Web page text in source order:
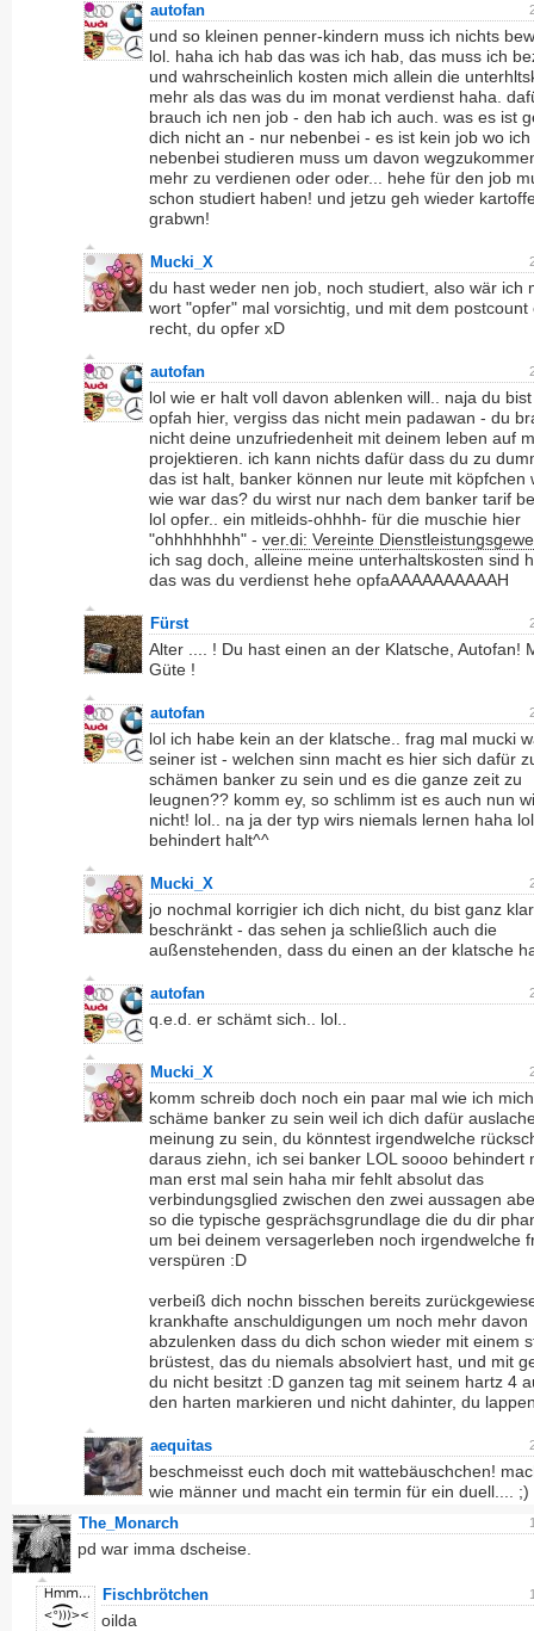
autofan
und so kleinen penner-kindern muss ich nichts
lol. haha ich hab das was ich hab, das muss ich
und wahrscheinlich kosten mich allein die
mehr als das was du im monat verdienst haha.
brauch ich nen job - den hab ich auch. was es ist
dich nicht an - nur nebenbei - es ist kein job wo
nebenbei studieren muss um davon
mehr zu verdienen oder oder... hehe für den job
schon studiert haben! und jetzu geh wieder
grabwn!
Mucki_X
du hast weder nen job, noch studiert, also wär ich
wort "opfer" mal vorsichtig, und mit dem postcount
recht, du opfer xD
autofan
lol wie er halt voll davon ablenken will.. naja du
opfah hier, vergiss das nicht mein padawan - du
nicht deine unzufriedenheit mit deinem leben auf
projektieren. ich kann nichts dafür dass du zu
das ist halt, banker können nur leute mit köpfchen
wie war das? du wirst nur nach dem banker tarif
lol opfer.. ein mitleids-ohhhh- für die muschie hier
"ohhhhhhhh" - ver.di: Vereinte
ich sag doch, alleine meine unterhaltskosten sind
das was du verdienst hehe opfaAAAAAAAAAAH
Fürst
Alter .... ! Du hast einen an der Klatsche, Autofan!
Güte !
autofan
lol ich habe kein an der klatsche.. frag mal mucki
seiner ist - welchen sinn macht es hier sich dafür
schämen banker zu sein und es die ganze zeit zu
leugnen?? komm ey, so schlimm ist es auch nun
nicht! lol.. na ja der typ wirs niemals lernen haha lol
behindert halt^^
Mucki_X
jo nochmal korrigier ich dich nicht, du bist ganz klar
beschränkt - das sehen ja schließlich auch die
außenstehenden, dass du einen an der klatsche
autofan
q.e.d. er schämt sich.. lol..
Mucki_X
komm schreib doch noch ein paar mal wie ich
schäme banker zu sein weil ich dich dafür
meinung zu sein, du könntest irgendwelche
daraus ziehn, ich sei banker LOL soooo behindert
man erst mal sein haha mir fehlt absolut das
verbindungsglied zwischen den zwei aussagen
so die typische gesprächsgrundlage die du dir
um bei deinem versagerleben noch irgendwelche
verspüren :D
verbeiß dich nochn bisschen bereits
krankhafte anschuldigungen um noch mehr davon
abzulenken dass du dich schon wieder mit einem
brüstest, das du niemals absolviert hast, und mit
du nicht besitzt :D ganzen tag mit seinem hartz 4
den harten markieren und nicht dahinter, du
aequitas
beschmeisst euch doch mit wattebäuschchen!
wie männer und macht ein termin für ein duell.... ;)
The_Monarch
pd war imma dscheise.
Fischbrötchen
oilda